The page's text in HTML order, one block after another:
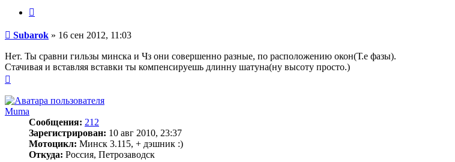
Сообщение
Subarok » 16 сен 2012, 11:03
Нет. Ты сравни гильзы минска и Чз они совершенно разные, по расположению окон(Т.е фазы).
Стачивая и вставляя вставки ты компенсируешь длинну шатуна(ну высоту просто.)
началу
Muma
Сообщения: 212
Зарегистрирован: 10 авг 2010, 23:37
Мотоцикл: Минск 3.115, + дэшник :)
Откуда: Россия, Петрозаводск